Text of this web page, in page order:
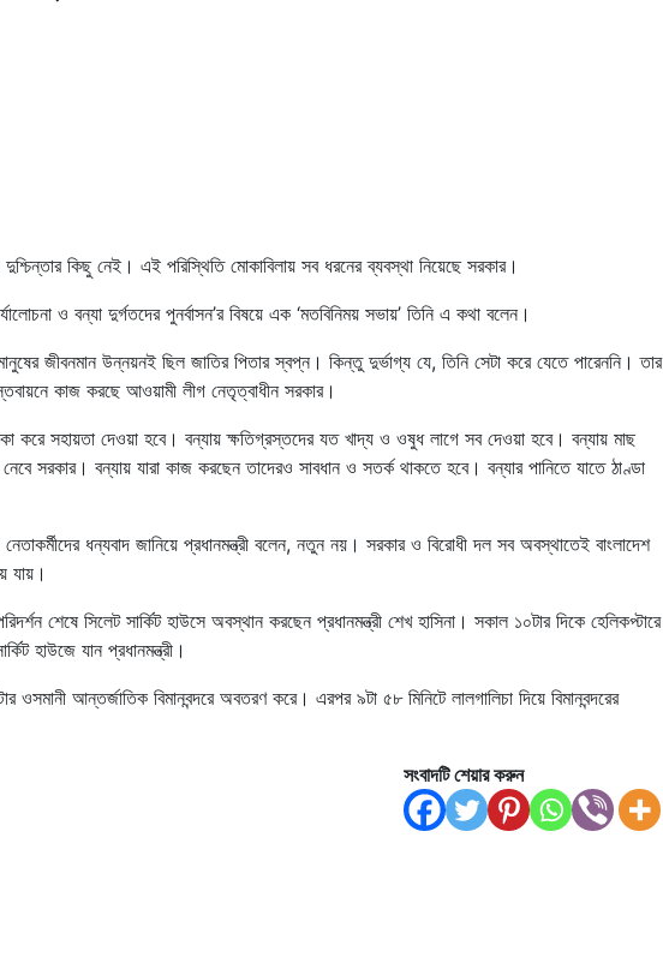
দুশ্চিন্তার কিছু নেই। এই পরিস্থিতি মোকাবিলায় সব ধরনের ব্যবস্থা নিয়েছে সরকার।
ও বন্যা দুর্গতদের পুনর্বাসন’র বিষয়ে এক ‘মতবিনিময় সভায়’ তিনি এ কথা বলেন।
জীবনমান উন্নয়নই ছিল জাতির পিতার স্বপ্ন। কিন্তু দুর্ভাগ্য যে, তিনি সেটা করে যেতে পারেননি। তার
কাজ করছে আওয়ামী লীগ নেতৃত্বাধীন সরকার।
করে সহায়তা দেওয়া হবে। বন্যায় ক্ষতিগ্রস্তদের যত খাদ্য ও ওষুধ লাগে সব দেওয়া হবে। বন্যায় মাছ
নেবে সরকার। বন্যায় যারা কাজ করছেন তাদেরও সাবধান ও সতর্ক থাকতে হবে। বন্যার পানিতে যাতে ঠাণ্ডা
ধন্যবাদ জানিয়ে প্রধানমন্ত্রী বলেন, নতুন নয়। সরকার ও বিরোধী দল সব অবস্থাতেই বাংলাদেশ
যায়।
শেষে সিলেট সার্কিট হাউসে অবস্থান করছেন প্রধানমন্ত্রী শেখ হাসিনা। সকাল ১০টার দিকে হেলিকপ্টারে
হাউজে যান প্রধানমন্ত্রী।
ওসমানী আন্তর্জাতিক বিমানবন্দরে অবতরণ করে। এরপর ৯টা ৫৮ মিনিটে লালগালিচা দিয়ে বিমানবন্দরের
সংবাদটি শেয়ার করুন